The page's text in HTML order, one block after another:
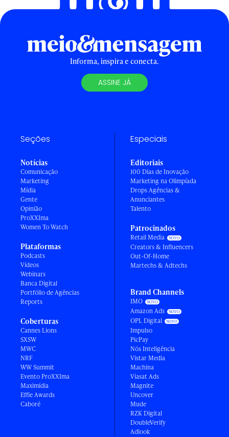
Informa, inspira e conecta.
ASSINE JÁ
Seções
Notícias
Comunicação
Marketing
Mídia
Gente
Opinião
ProXXIma
Women To Watch
Plataformas
Podcasts
Vídeos
Webinars
Banca Digital
Portfólio de Agências
Reports
Coberturas
Cannes Lions
SXSW
MWC
NRF
WW Summit
Evento ProXXIma
Maximídia
Effie Awards
Caboré
Especiais
Editoriais
100 Dias de Inovação
Marketing na Olimpíada
Drops Agências &
Anunciantes
Talento
Patrocinados
Retail Media
Creators & Influencers
Out-Of-Home
Martechs & Adtechs
Brand Channels
IMO
Amazon Ads
OPL Digital
Impulso
PicPay
Nós Inteligência
Vistar Media
Machina
Viasat Ads
Magnite
Uncover
Mude
RZK Digital
DoubleVerify
Adlook